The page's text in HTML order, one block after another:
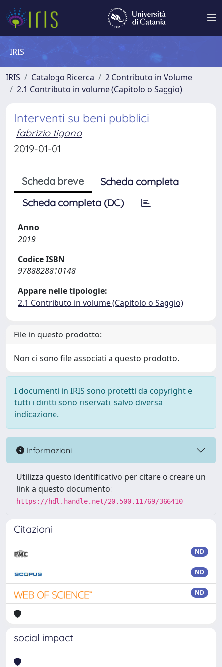
IRIS
IRIS Catalogo Ricerca
2 Contributo in Volume
2.1 Contributo in volume (Capitolo o Saggio)
Interventi su beni pubblici
fabrizio tigano
2019-01-01
Scheda breve
Scheda completa
Scheda completa (DC)
Anno
2019
Codice ISBN
9788828810148
Appare nelle tipologie:
2.1 Contributo in volume (Capitolo o Saggio)
File in questo prodotto:
Non ci sono file associati a questo prodotto.
I documenti in IRIS sono protetti da copyright e
tutti i diritti sono riservati, salvo diversa
indicazione.
Informazioni
Utilizza questo identificativo per citare o creare un
link a questo documento:
https://hdl.handle.net/20.500.11769/366410
Citazioni
ND
ND
ND
social impact